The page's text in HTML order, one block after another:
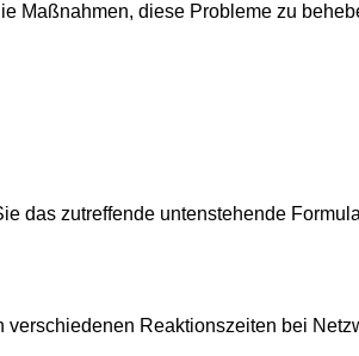
Maßnahmen, diese Probleme zu
das zutreffende untenstehende
Reaktionszeiten bei